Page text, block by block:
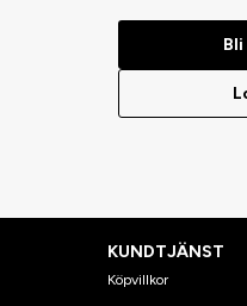
KUNDTJÄNST
Köpvillkor